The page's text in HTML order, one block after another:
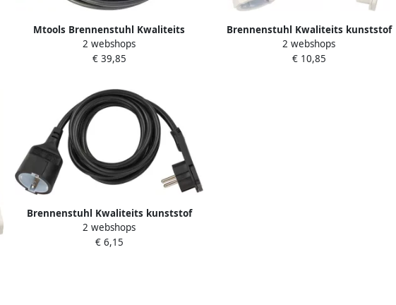
Mtools Brennenstuhl Kwaliteits
kunststof verlengsnoer 25m zwart
H05VV-F 3G1 5 |
2 webshops
€ 39,85
Brennenstuhl Kwaliteits kunststof
verlengsnoer met platte stekker 5m
H05VV-F3G1 5 wit 1168980250
2 webshops
€ 10,85
Brennenstuhl Kwaliteits kunststof
verlengsnoer met platte stekker 2m
H05VV-F3G1 5 zwart 1168980020
2 webshops
€ 6,15